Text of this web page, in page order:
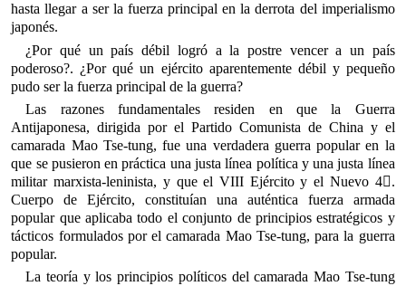
hasta llegar a ser la fuerza principal en la derrota del imperialismo
japonés.
¿Por qué un país débil logró a la postre vencer a un país
poderoso?. ¿Por qué un ejército aparentemente débil y pequeño
pudo ser la fuerza principal de la guerra?
Las razones fundamentales residen en que la Guerra
Antijaponesa, dirigida por el Partido Comunista de China y el
camarada Mao Tse-tung, fue una verdadera guerra popular en la
que se pusieron en práctica una justa línea política y una justa línea
militar marxista-leninista, y que el VIII Ejército y el Nuevo 4.
Cuerpo de Ejército, constituían una auténtica fuerza armada
popular que aplicaba todo el conjunto de principios estratégicos y
tácticos formulados por el camarada Mao Tse-tung, para la guerra
popular.
La teoría y los principios políticos del camarada Mao Tse-tung